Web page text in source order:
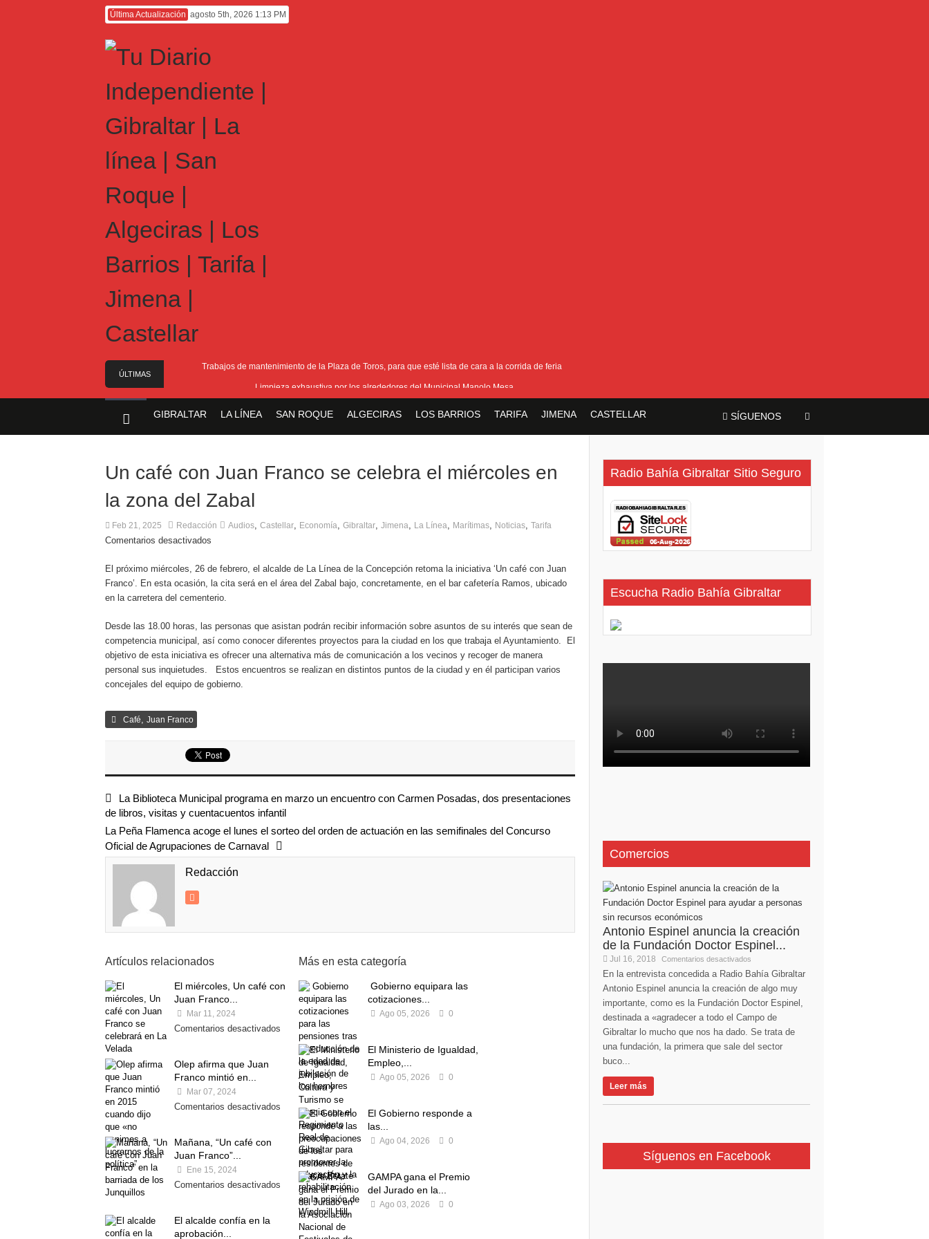
Última Actualización agosto 5th, 2026 1:13 PM
ÚLTIMAS
NOTICIAS
Trabajos de mantenimiento de la Plaza de Toros, para que esté lista de cara a la corrida de feria
Limpieza exhaustiva por los alrededores del Municipal Manolo Mesa
GIBRALTAR LA LÍNEA SAN ROQUE ALGECIRAS LOS BARRIOS TARIFA JIMENA CASTELLAR SÍGUENOS
Un café con Juan Franco se celebra el miércoles en
la zona del Zabal
Feb 21, 2025 Redacción Audios, Castellar, Economía, Gibraltar, Jimena, La Línea, Marítimas, Noticias, Tarifa
Comentarios desactivados
El próximo miércoles, 26 de febrero, el alcalde de La Línea de la Concepción retoma la iniciativa ‘Un café con Juan
Franco’. En esta ocasión, la cita será en el área del Zabal bajo, concretamente, en el bar cafetería Ramos, ubicado
en la carretera del cementerio.
Desde las 18.00 horas, las personas que asistan podrán recibir información sobre asuntos de su interés que sean de
competencia municipal, así como conocer diferentes proyectos para la ciudad en los que trabaja el Ayuntamiento. El
objetivo de esta iniciativa es ofrecer una alternativa más de comunicación a los vecinos y recoger de manera
personal sus inquietudes. Estos encuentros se realizan en distintos puntos de la ciudad y en él participan varios
concejales del equipo de gobierno.
Café, Juan Franco
La Biblioteca Municipal programa en marzo un encuentro con Carmen Posadas, dos presentaciones
de libros, visitas y cuentacuentos infantil
La Peña Flamenca acoge el lunes el sorteo del orden de actuación en las semifinales del Concurso
Oficial de Agrupaciones de Carnaval
Redacción
Artículos relacionados
El miércoles, Un café con
Juan Franco...
Mar 11, 2024
Comentarios desactivados
Olep afirma que Juan
Franco mintió en...
Mar 07, 2024
Comentarios desactivados
Mañana, “Un café con
Juan Franco”...
Ene 15, 2024
Comentarios desactivados
El alcalde confía en la
aprobación...
Más en esta categoría
Gobierno equipara las
cotizaciones...
Ago 05, 2026 0
El Ministerio de Igualdad,
Empleo,...
Ago 05, 2026 0
El Gobierno responde a
las...
Ago 04, 2026 0
GAMPA gana el Premio
del Jurado en la...
Ago 03, 2026 0
Radio Bahía Gibraltar Sitio Seguro
Escucha Radio Bahía Gibraltar
Comercios
Antonio Espinel anuncia la creación
de la Fundación Doctor Espinel...
Jul 16, 2018 Comentarios desactivados
En la entrevista concedida a Radio Bahía Gibraltar
Antonio Espinel anuncia la creación de algo muy
importante, como es la Fundación Doctor Espinel,
destinada a «agradecer a todo el Campo de
Gibraltar lo mucho que nos ha dado. Se trata de
una fundación, la primera que sale del sector
buco...
Leer más
Síguenos en Facebook